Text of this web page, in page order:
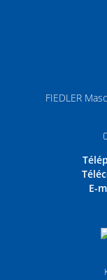
FIEDLER
E-